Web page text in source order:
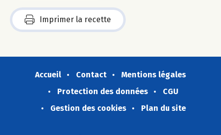
Imprimer la recette
Accueil Contact
Mentions légales
Protection des données
CGU
Gestion des cookies
Plan du site